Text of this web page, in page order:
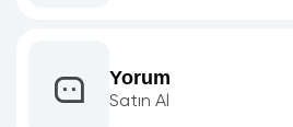
Yorum
Satın Al